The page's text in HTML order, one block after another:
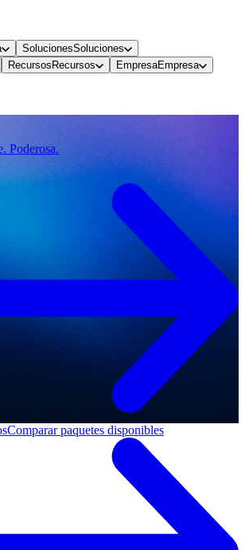
SolucionesSoluciones
Recursos Recursos EmpresaEmpresa
Poderosa.
Comparar paquetes disponibles